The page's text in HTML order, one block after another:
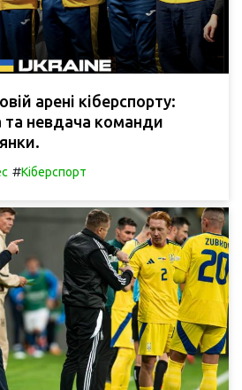
арені кіберспорту:
та невдача команди
#Кіберспорт